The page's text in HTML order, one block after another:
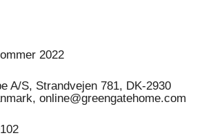
2022
A/S, Strandvejen 781, DK-2930
online@greengatehome.com